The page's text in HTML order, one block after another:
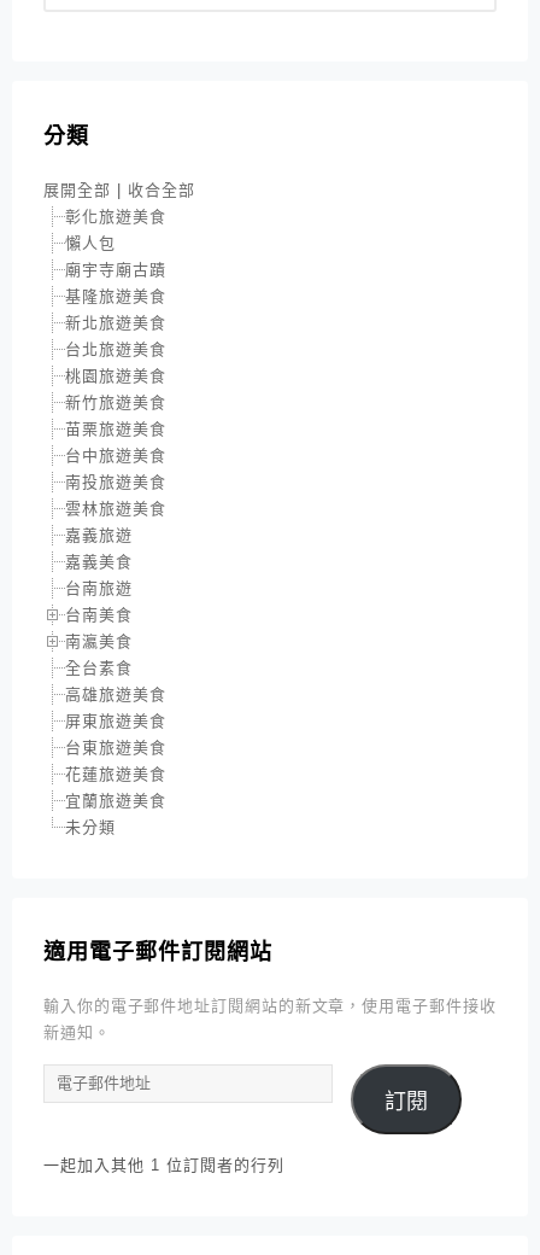
分類
展開全部 | 收合全部
彰化旅遊美食
懶人包
廟宇寺廟古蹟
基隆旅遊美食
新北旅遊美食
台北旅遊美食
桃園旅遊美食
新竹旅遊美食
苗栗旅遊美食
台中旅遊美食
南投旅遊美食
雲林旅遊美食
嘉義旅遊
嘉義美食
台南旅遊
台南美食
南瀛美食
全台素食
高雄旅遊美食
屏東旅遊美食
台東旅遊美食
花蓮旅遊美食
宜蘭旅遊美食
未分類
適用電子郵件訂閱網站
輸入你的電子郵件地址訂閱網站的新文章，使用電子郵件接收
新通知。
電
子
件
訂閱
一起加入其他 1 位訂閱者的行列